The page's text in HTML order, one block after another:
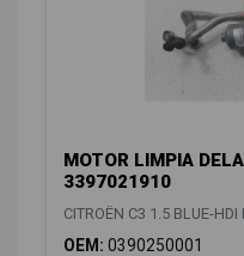
MOTOR LIMPIA
3397021910
CITROËN C3 1.5 BLUE-HDI
OEM: 0390250001